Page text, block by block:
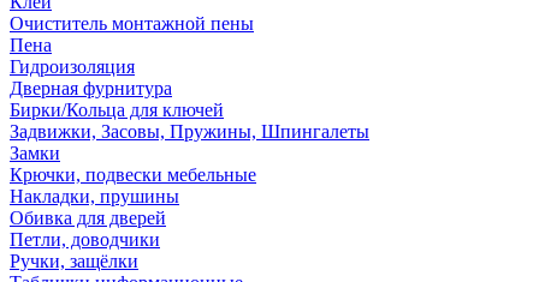
Очиститель монтажной пены
Пена
Гидроизоляция
Дверная фурнитура
Бирки/Кольца для ключей
Задвижки, Засовы, Пружины, Шпингалеты
Замки
Крючки, подвески мебельные
Накладки, прушины
Обивка для дверей
Петли, доводчики
Ручки, защёлки